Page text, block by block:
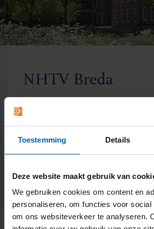
Toestemming Details
Deze website maakt gebruik van
We gebruiken cookies om content en
personaliseren, om functies voor social
om ons websiteverkeer te analyseren.
NHTV Breda
Breda University of Applied
heette vroeger NHTV Breda.
de naam gewijzigd.